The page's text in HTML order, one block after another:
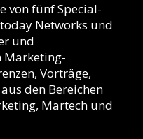
von fünf Special-
Networks und
und
Marketing-
Vorträge,
den Bereichen
Martech und